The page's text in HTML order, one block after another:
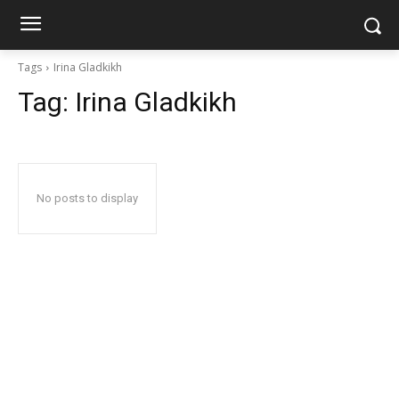
Tags Irina Gladkikh
Tag: Irina Gladkikh
No posts to display